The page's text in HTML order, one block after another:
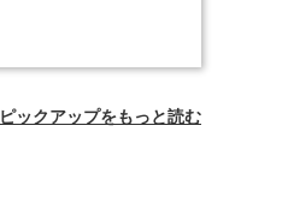
ピックアップをもっと読む